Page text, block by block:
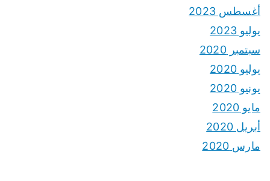
أغسطس 2023
يوليو 2023
سبتمبر 2020
يوليو 2020
يونيو 2020
مايو 2020
أبريل 2020
مارس 2020